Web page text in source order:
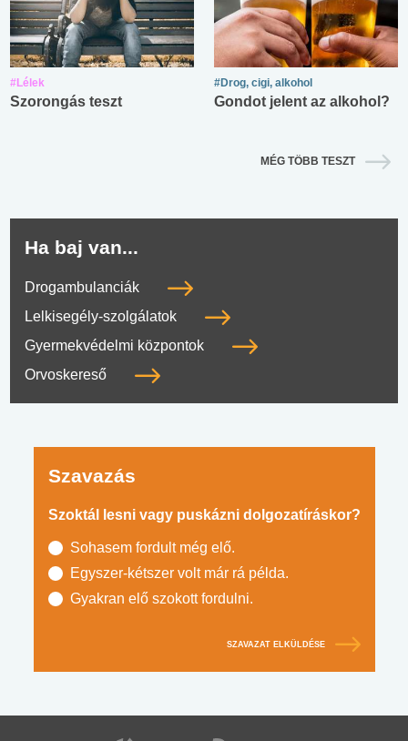
#Lélek
Szorongás teszt
#Drog, cigi, alkohol
Gondot jelent az alkohol?
MÉG TÖBB TESZT
Ha baj van...
Drogambulanciák
Lelkisegély-szolgálatok
Gyermekvédelmi központok
Orvoskereső
Szavazás
Szoktál lesni vagy puskázni dolgozatíráskor?
Sohasem fordult még elő.
Egyszer-kétszer volt már rá példa.
Gyakran elő szokott fordulni.
SZAVAZAT ELKÜLDÉSE